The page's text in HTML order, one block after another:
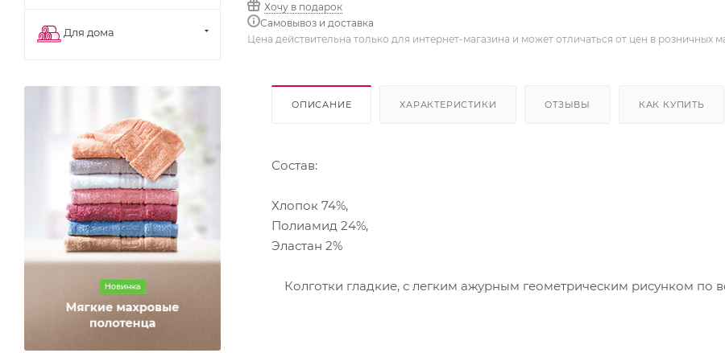
Хочу в подарок
Самовывоз и доставка
Цена действительна только для интернет-магазина и может отличаться от цен в розничных
ОПИСАНИЕ ХАРАКТЕРИСТИКИ ОТЗЫВЫ КАК КУПИТЬ
Состав:
Хлопок 74%,
Полиамид 24%,
Эластан 2%
Колготки гладкие, с легким ажурным геометрическим рисунком по
Для дома